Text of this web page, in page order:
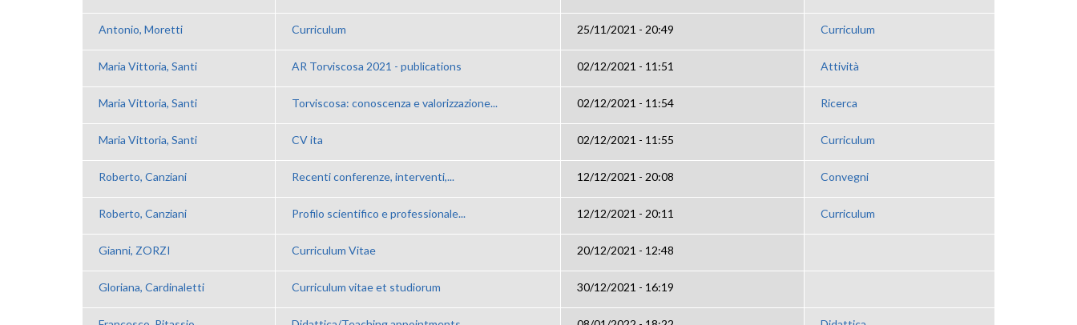
Antonio, Moretti Curriculum 25/11/2021 - 20:49 Curriculum
Maria Vittoria, Santi AR Torviscosa 2021 - publications 02/12/2021 - 11:51 Attività
Maria Vittoria, Santi Torviscosa: conoscenza e valorizzazione... 02/12/2021 - 11:54 Ricerca
Maria Vittoria, Santi CV ita 02/12/2021 - 11:55 Curriculum
Roberto, Canziani Recenti conferenze, interventi,... 12/12/2021 - 20:08 Convegni
Roberto, Canziani Profilo scientifico e professionale... 12/12/2021 - 20:11 Curriculum
Gianni, ZORZI Curriculum Vitae 20/12/2021 - 12:48
Gloriana, Cardinaletti Curriculum vitae et studiorum 30/12/2021 - 16:19